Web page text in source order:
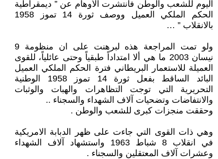
اليوم للشعب والوطن فانتشرت الأوهام عن ” ديمقراطية
الحكم الملكي العميل ووصف ثورة 14 تموز 1958
بالانقلاب ” …
ولو تمت المراجعة هذه لبرهنت على ان منظومة 9
نيسان 2003 ما هي ألا امتداداً طبقياً وحتى عائلياً، للقوى
العميلة للاستعمار البريطاني فترة الحكم الملكي العميل
البائد الساقط بفعل ثورة 14 تموز 1958 الوطنية
التحريرية التي توجت التظاهرات والهبات والوثبات
والانتفاضات وتضحيات آلاف الشهداء والسجناء ..
وحققت منجزات كبرى للشعب والوطن .
وهي ذات القوى التي جاءت على ظهر الدبابة الامريكية
في انقلاب 8 شباط 1963 واستشهاد آلاف الشهداء
وعشرات آلاف المعتقلين والسجناء .